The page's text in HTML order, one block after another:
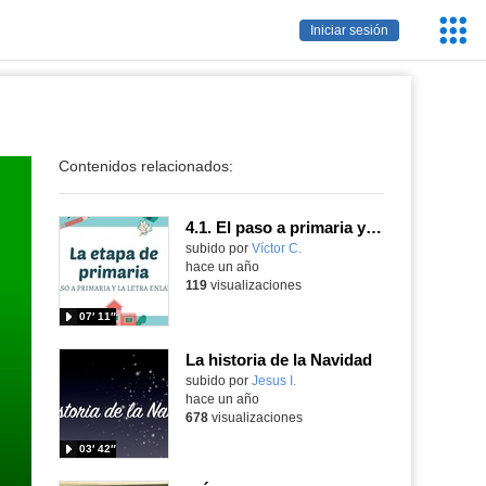
Iniciar sesión
Contenidos relacionados:
4.1. El paso a primaria y la letra enlazada
Contenido educativo.
subido por Víctor C.
07′ 11″
hace un año
119visualizaciones
La historia de la Navidad
Contenido educativo.
subido por Jesus I.
03′ 42″
hace un año
678visualizaciones